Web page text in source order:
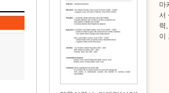
마
서
력
이